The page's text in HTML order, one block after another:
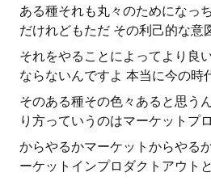
ある種それも丸々のためになっ
だけれどもただ その利己的な意
それをやることによってより良
ならないんですよ 本当に今の時
そのある種その色々あると思う
り方っていうのはマーケットプ
からやるかマーケットからやる
ーケットインプロダクトアウト